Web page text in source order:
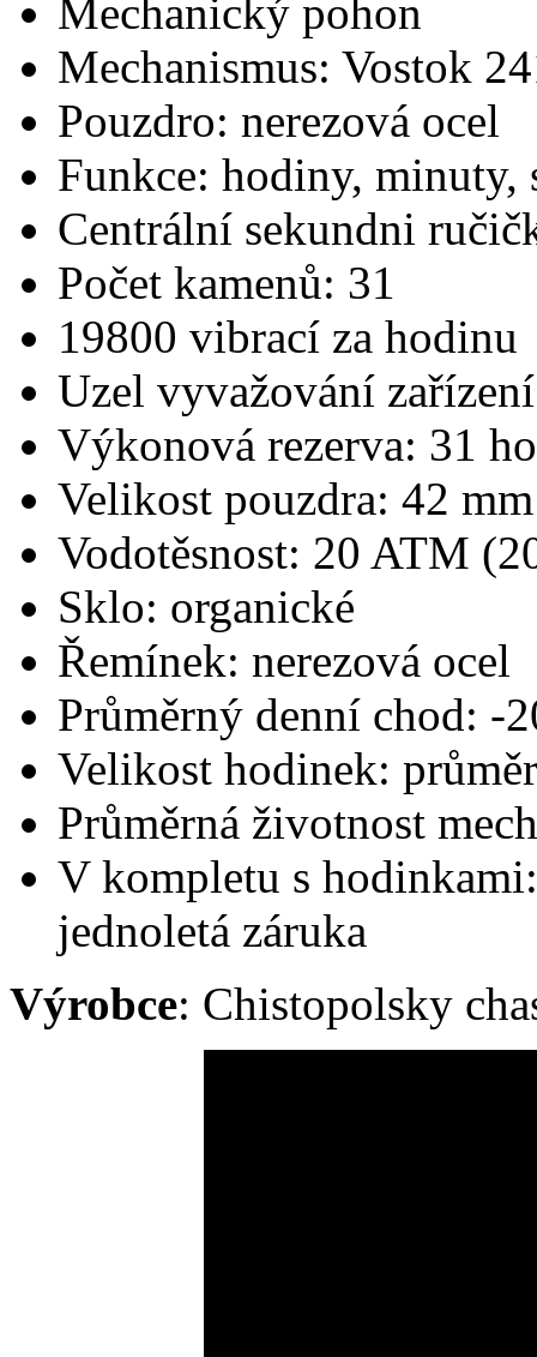
Mechanický pohon
Mechanismus: Vostok
Pouzdro: nerezová ocel
Funkce: hodiny, minuty,
Centrální sekundni
Počet kamenů: 31
19800 vibrací za hodinu
Uzel vyvažování
Výkonová rezerva: 31
Velikost pouzdra: 42 mm
Vodotěsnost: 20 ATM
Sklo: organické
Řemínek: nerezová ocel
Průměrný denní chod: -
Velikost hodinek:
Průměrná životnost
V kompletu s
jednoletá záruka
Výrobce: Chistopolsky